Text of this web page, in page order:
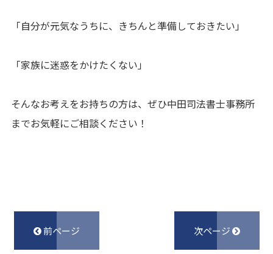
「自分が元気なうちに、きちんと準備しておきたい」
「家族に迷惑をかけたくない」
そんなお考えをお持ちの方は、ぜひ中田司法書士事務所
までお気軽にご相談ください！
前ページ 次ページ